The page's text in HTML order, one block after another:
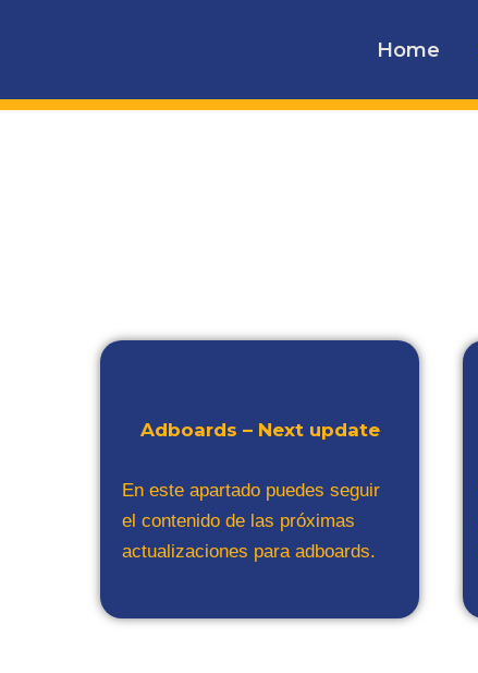
Home
Adboards – Next update
En este apartado puedes seguir
el contenido de las próximas
actualizaciones para adboards.